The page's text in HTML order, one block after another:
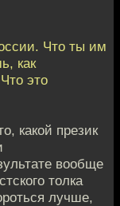
Что ты им
как
это
какой презик
вообще
толка
лучше,